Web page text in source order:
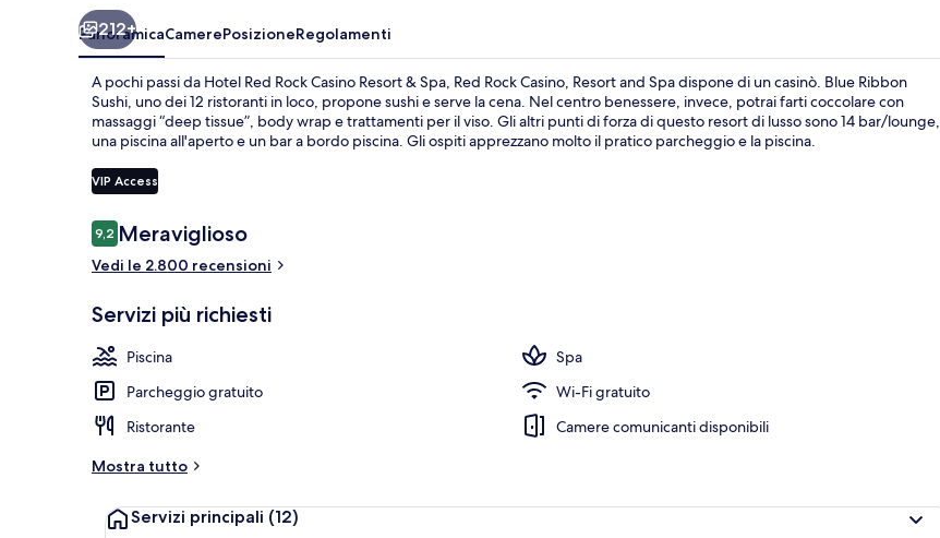
212+
PanoramicaCamerePosizioneRegolamenti
A pochi passi da Hotel Red Rock Casino Resort & Spa, Red Rock Casino, Resort and Spa dispone di un casinò. Blue Ribbon
Sushi, uno dei 12 ristoranti in loco, propone sushi e serve la cena. Nel centro benessere, invece, potrai farti coccolare con
massaggi “deep tissue”, body wrap e trattamenti per il viso. Gli altri punti di forza di questo resort di lusso sono 14 bar/lounge,
una piscina all'aperto e un bar a bordo piscina. Gli ospiti apprezzano molto il pratico parcheggio e la piscina.
VIP Access
Recensioni
9,29,2 su 10
Meraviglioso
Vedi le 2.800 recensioni
Servizi più richiesti
Piscina
Spa
Parcheggio gratuito
Wi-Fi gratuito
Ristorante
Camere comunicanti disponibili
Mostra tutto
Servizi principali (12)